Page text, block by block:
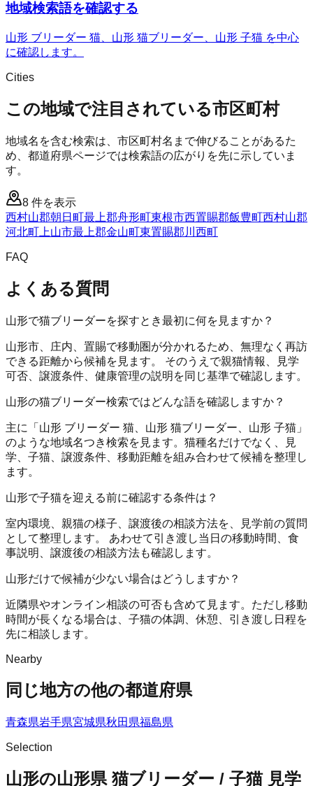
地域検索語を確認する
山形 ブリーダー 猫、山形 猫ブリーダー、山形 子猫 を中心
に確認します。
Cities
この地域で注目されている市区町村
地域名を含む検索は、市区町村名まで伸びることがあるた
め、都道府県ページでは検索語の広がりを先に示していま
す。
8 件を表示
西村山郡朝日町最上郡舟形町東根市西置賜郡飯豊町西村山郡
河北町 上山市最上郡金山町東置賜郡川西町
FAQ
よくある質問
山形で猫ブリーダーを探すとき最初に何を見ますか？
山形市、庄内、置賜で移動圏が分かれるため、無理なく再訪
できる距離から候補を見ます。 そのうえで親猫情報、見学
可否、譲渡条件、健康管理の説明を同じ基準で確認します。
山形の猫ブリーダー検索ではどんな語を確認しますか？
主に「山形 ブリーダー 猫、山形 猫ブリーダー、山形 子猫」
のような地域名つき検索を見ます。猫種名だけでなく、見
学、子猫、譲渡条件、移動距離を組み合わせて候補を整理し
ます。
山形で子猫を迎える前に確認する条件は？
室内環境、親猫の様子、譲渡後の相談方法を、見学前の質問
として整理します。 あわせて引き渡し当日の移動時間、食
事説明、譲渡後の相談方法も確認します。
山形だけで候補が少ない場合はどうしますか？
近隣県やオンライン相談の可否も含めて見ます。ただし移動
時間が長くなる場合は、子猫の体調、休憩、引き渡し日程を
先に相談します。
Nearby
同じ地方の他の都道府県
青森県岩手県宮城県秋田県福島県
Selection
山形の山形県 猫ブリーダー / 子猫 見学